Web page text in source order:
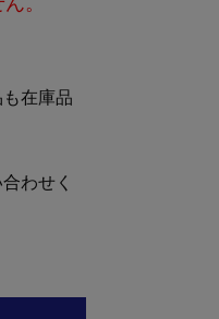
在庫品
わせく